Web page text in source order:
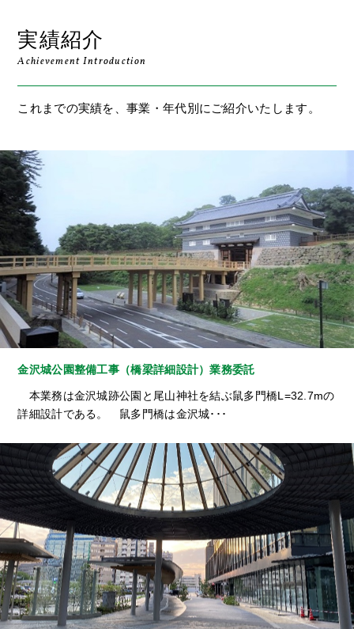
実績紹介
Achievement Introduction
これまでの実績を、事業・年代別にご紹介いたします。
金沢城公園整備工事（橋梁詳細設計）業務委託
本業務は金沢城跡公園と尾山神社を結ぶ鼠多門橋L=32.7mの
詳細設計である。 鼠多門橋は金沢城･･･